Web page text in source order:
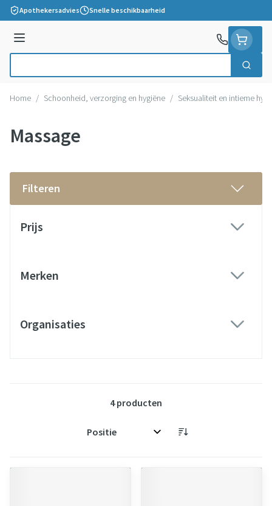
Ga naar de inhoud
Apothekersadvies Snelle beschikbaarheid
Menu
Zoek
Home / Schoonheid, verzorging en hygiëne / Seksualiteit en intieme
Massage
Filteren
Prijs
Merken
Organisaties
4producten
Sorteer op: